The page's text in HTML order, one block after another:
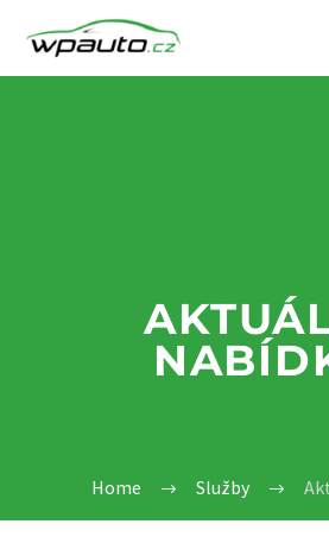
Home Služby